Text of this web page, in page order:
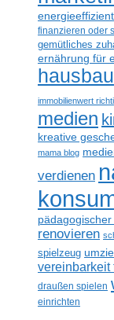
finanzieren oder
gemütliches
ernährung für
hausbau
immobilienwert
medien
kreative
mama blog
verdienen
renovieren
spielzeug
vereinbarkeit
draußen spielen
einrichten